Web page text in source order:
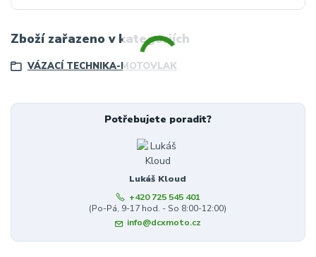
Zboží zařazeno v kategoriích
VÁZACÍ TECHNIKA-MOTOVLAK
Potřebujete poradit?
Lukáš Kloud
+420 725 545 401
(Po-Pá, 9-17 hod. - So 8:00-12:00)
info@dcxmoto.cz